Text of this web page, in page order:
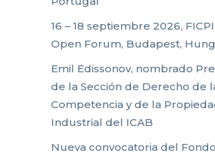
16 – 18 septiembre 2026,
Open Forum, Budapest,
Emil Edissonov, nombrado
de la Sección de Derecho de
Competencia y de la
Industrial del ICAB
Nueva convocatoria del